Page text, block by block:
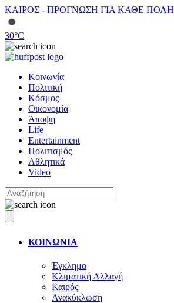
ΚΑΙΡΟΣ - ΠΡΟΓΝΩΣΗ ΓΙΑ ΚΑΘΕ ΠΟΛΗ
30°C
Κοινωνία
Πολιτική
Κόσμος
Οικονομία
Άποψη
Life
Entertainment
Πολιτισμός
Αθλητικά
Video
ΚΟΙΝΩΝΙΑ
Έγκλημα
Κλιματική Αλλαγή
Καιρός
Ανακύκλωση